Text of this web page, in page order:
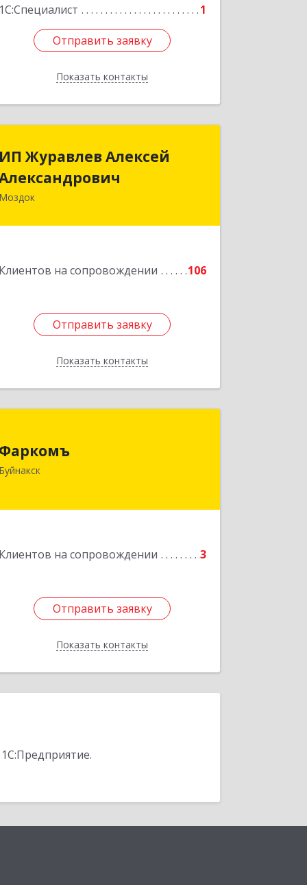
1С:Специалист
1
Отправить заявку
Показать контакты
Отправить заявку
Назад
ИП Журавлев Алексей
Моздок
Клиентов на сопровождении 106
Отправить заявку
Показать контакты
ИП Журавлев Алексей
Александрович
363750, Северная Осетия - Алания
Отправить заявку
Назад
Фаркомъ
Буйнакск
Клиентов на сопровождении 3
Отправить заявку
Показать контакты
Отправить заявку
Назад